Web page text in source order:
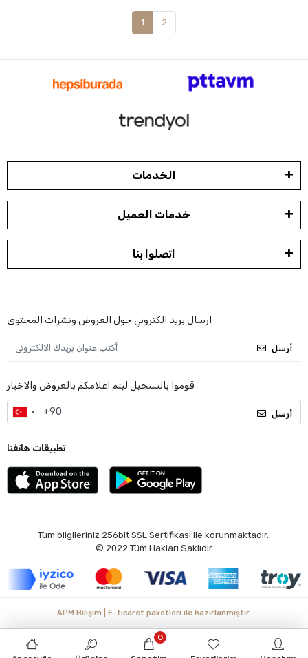
1 2
الخدمات
خدمات العميل
اتصلوا بنا
ارسال بريد الكتروني حول العروض ونشرات المحتوى
أرسل
قوموا بالتسجيل ليتم اعلامكم بالعروض والاخبار
أرسل
تطبيقات هاتفنا
Tüm bilgileriniz 256bit SSL Sertifikası ile korunmaktadır.
© 2022 Tüm Hakları Saklıdır
0
APM Bilişim | E-ticaret paketleri ile hazırlanmıştır.